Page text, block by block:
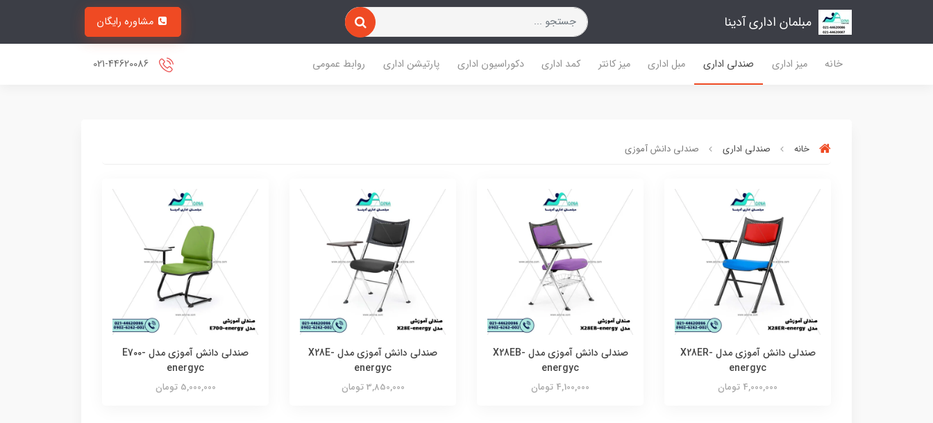
مبلمان اداری آدینا
خانه میز اداری صندلی اداری مبل اداری میز کانتر کمد اداری دکوراسیون اداری پارتیشن اداری روابط عمومی
خانه صندلی اداری صندلی دانش آموزی
صندلی دانش آموزی مدل X28ER-
energyc
4,000,000 تومان
صندلی دانش آموزی مدل X28EB-
energyc
4,100,000 تومان
صندلی دانش آموزی مدل X28E-
energyc
3,850,000 تومان
صندلی دانش آموزی مدل E700-
energyc
5,000,000 تومان